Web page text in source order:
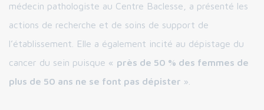
médecin pathologiste au Centre Baclesse, a présenté les
actions de recherche et de soins de support de
l’établissement. Elle a également incité au dépistage du
cancer du sein puisque « près de 50 % des femmes de
plus de 50 ans ne se font pas dépister ».